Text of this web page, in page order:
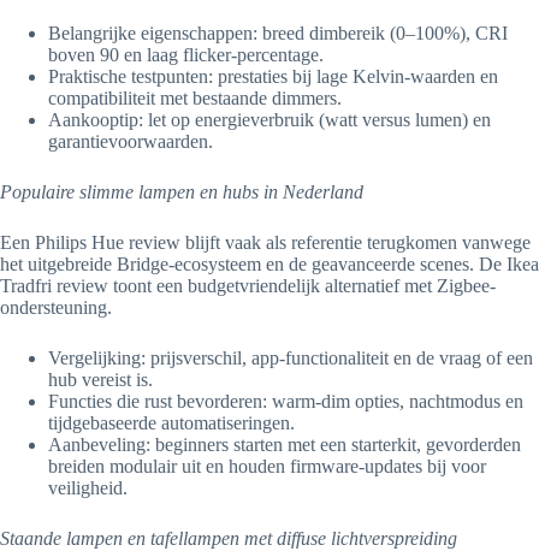
Belangrijke eigenschappen: breed dimbereik (0–100%), CRI
boven 90 en laag flicker-percentage.
Praktische testpunten: prestaties bij lage Kelvin-waarden en
compatibiliteit met bestaande dimmers.
Aankooptip: let op energieverbruik (watt versus lumen) en
garantievoorwaarden.
Populaire slimme lampen en hubs in Nederland
Een Philips Hue review blijft vaak als referentie terugkomen vanwege
het uitgebreide Bridge-ecosysteem en de geavanceerde scenes. De Ikea
Tradfri review toont een budgetvriendelijk alternatief met Zigbee-
ondersteuning.
Vergelijking: prijsverschil, app-functionaliteit en de vraag of een
hub vereist is.
Functies die rust bevorderen: warm-dim opties, nachtmodus en
tijdgebaseerde automatiseringen.
Aanbeveling: beginners starten met een starterkit, gevorderden
breiden modulair uit en houden firmware-updates bij voor
veiligheid.
Staande lampen en tafellampen met diffuse lichtverspreiding